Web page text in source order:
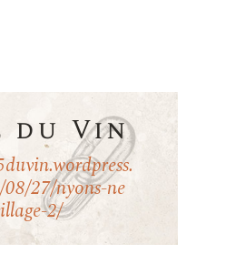
du Vin
27/nyons-ne
2/